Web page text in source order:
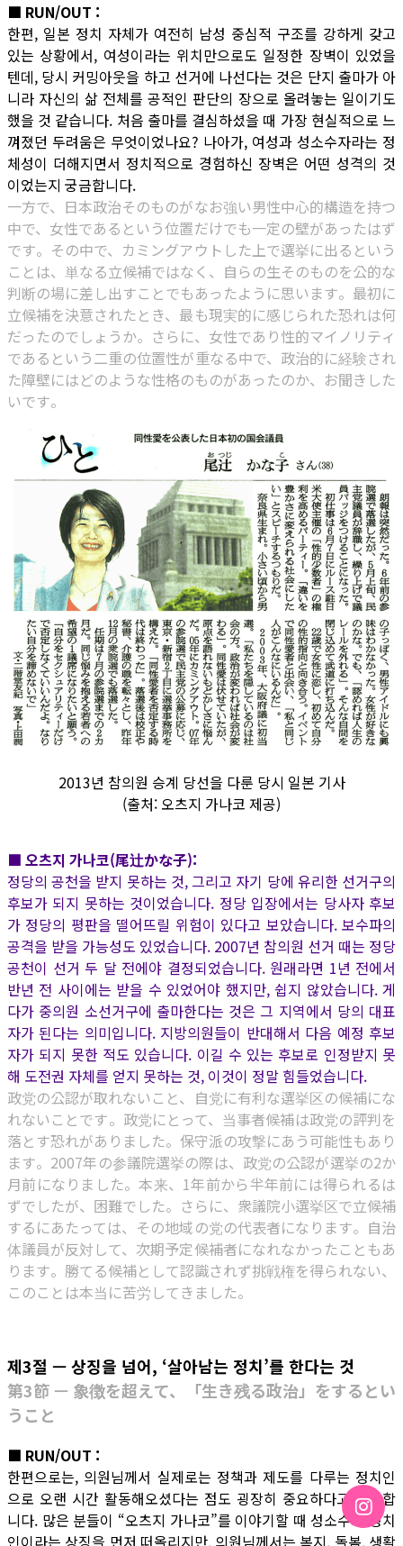
■ RUN/OUT :
한편, 일본 정치 자체가 여전히 남성 중심적 구조를 강하게 갖고
있는 상황에서, 여성이라는 위치만으로도 일정한 장벽이 있었을
텐데, 당시 커밍아웃을 하고 선거에 나선다는 것은 단지 출마가 아
니라 자신의 삶 전체를 공적인 판단의 장으로 올려놓는 일이기도
했을 것 같습니다. 처음 출마를 결심하셨을 때 가장 현실적으로 느
껴졌던 두려움은 무엇이었나요? 나아가, 여성과 성소수자라는 정
체성이 더해지면서 정치적으로 경험하신 장벽은 어떤 성격의 것
이었는지 궁금합니다.
一方で、日本政治そのものがなお強い男性中心的構造を持つ
中で、女性であるという位置だけでも一定の壁があったはず
です。その中で、カミングアウトした上で選挙に出るという
ことは、単なる立候補ではなく、自らの生そのものを公的な
判断の場に差し出すことでもあったように思います。最初に
立候補を決意されたとき、最も現実的に感じられた恐れは何
だったのでしょうか。さらに、女性であり性的マイノリティ
であるという二重の位置性が重なる中で、政治的に経験され
た障壁にはどのような性格のものがあったのか、お聞きした
いです。
2013년 참의원 승계 당선을 다룬 당시 일본 기사
(출처: 오츠지 가나코 제공)
■ 오츠지 가나코(尾辻かな子):
정당의 공천을 받지 못하는 것, 그리고 자기 당에 유리한 선거구의
후보가 되지 못하는 것이었습니다. 정당 입장에서는 당사자 후보
가 정당의 평판을 떨어뜨릴 위험이 있다고 보았습니다. 보수파의
공격을 받을 가능성도 있었습니다. 2007년 참의원 선거 때는 정당
공천이 선거 두 달 전에야 결정되었습니다. 원래라면 1년 전에서
반년 전 사이에는 받을 수 있었어야 했지만, 쉽지 않았습니다. 게
다가 중의원 소선거구에 출마한다는 것은 그 지역에서 당의 대표
자가 된다는 의미입니다. 지방의원들이 반대해서 다음 예정 후보
자가 되지 못한 적도 있습니다. 이길 수 있는 후보로 인정받지 못
해 도전권 자체를 얻지 못하는 것, 이것이 정말 힘들었습니다.
政党の公認が取れないこと、自党に有利な選挙区の候補にな
れないことです。政党にとって、当事者候補は政党の評判を
落とす恐れがありました。保守派の攻撃にあう可能性もあり
ます。2007年の参議院選挙の際は、政党の公認が選挙の2か
月前になりました。本来、1年前から半年前には得られるは
ずでしたが、困難でした。さらに、衆議院小選挙区で立候補
するにあたっては、その地域の党の代表者になります。自治
体議員が反対して、次期予定候補者になれなかったこともあ
ります。勝てる候補として認識されず挑戦権を得られない、
このことは本当に苦労してきました。
제3절 — 상징을 넘어, ‘살아남는 정치’를 한다는 것
第3節 — 象徴を超えて、「生き残る政治」をするとい
うこと
■ RUN/OUT :
한편으로는, 의원님께서 실제로는 정책과 제도를 다루는 정치인
으로 오랜 시간 활동해오셨다는 점도 굉장히 중요하다고 생각합
니다. 많은 분들이 “오츠지 가나코”를 이야기할 때 성소수자 정치